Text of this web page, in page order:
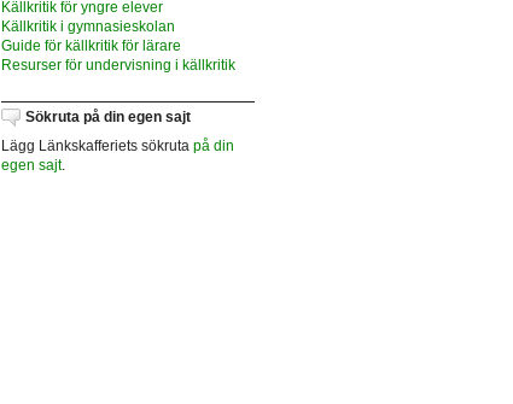
Källkritik för yngre elever
Källkritik i gymnasieskolan
Guide för källkritik för lärare
Resurser för undervisning i källkritik
Sökruta på din egen sajt
Lägg Länkskafferiets sökruta på din
egen sajt.